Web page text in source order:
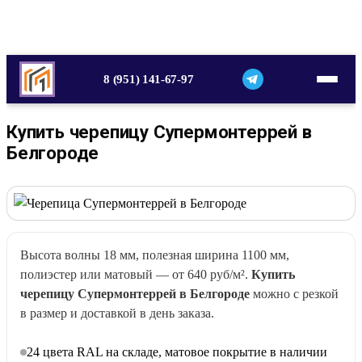
8 (951) 141-67-97
Купить черепицу Супермонтеррей в
Белгороде
Высота волны 18 мм, полезная ширина 1100 мм,
полиэстер или матовый — от 640 руб/м². Купить
черепицу Супермонтеррей в Белгороде можно с резкой
в размер и доставкой в день заказа.
24 цвета RAL на складе, матовое покрытие в наличии